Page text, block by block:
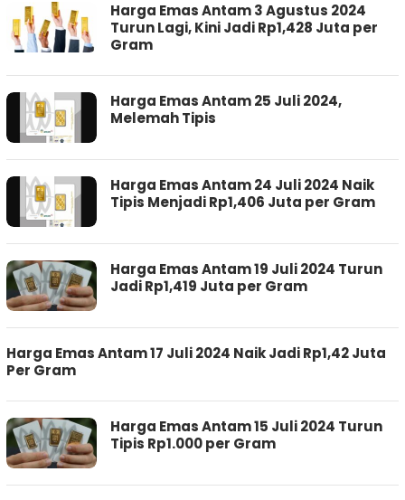
Harga Emas Antam 3 Agustus 2024
Turun Lagi, Kini Jadi Rp1,428 Juta per
Gram
Harga Emas Antam 25 Juli 2024,
Melemah Tipis
Harga Emas Antam 24 Juli 2024 Naik
Tipis Menjadi Rp1,406 Juta per Gram
Harga Emas Antam 19 Juli 2024 Turun
Jadi Rp1,419 Juta per Gram
Harga Emas Antam 17 Juli 2024 Naik Jadi Rp1,42 Juta
Per Gram
Harga Emas Antam 15 Juli 2024 Turun
Tipis Rp1.000 per Gram